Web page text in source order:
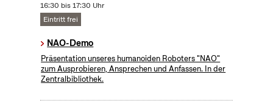
16:30 bis 17:30 Uhr
Eintritt frei
NAO-Demo
Präsentation unseres humanoiden Roboters "NAO"
zum Ausprobieren, Ansprechen und Anfassen. In der
Zentralbibliothek.